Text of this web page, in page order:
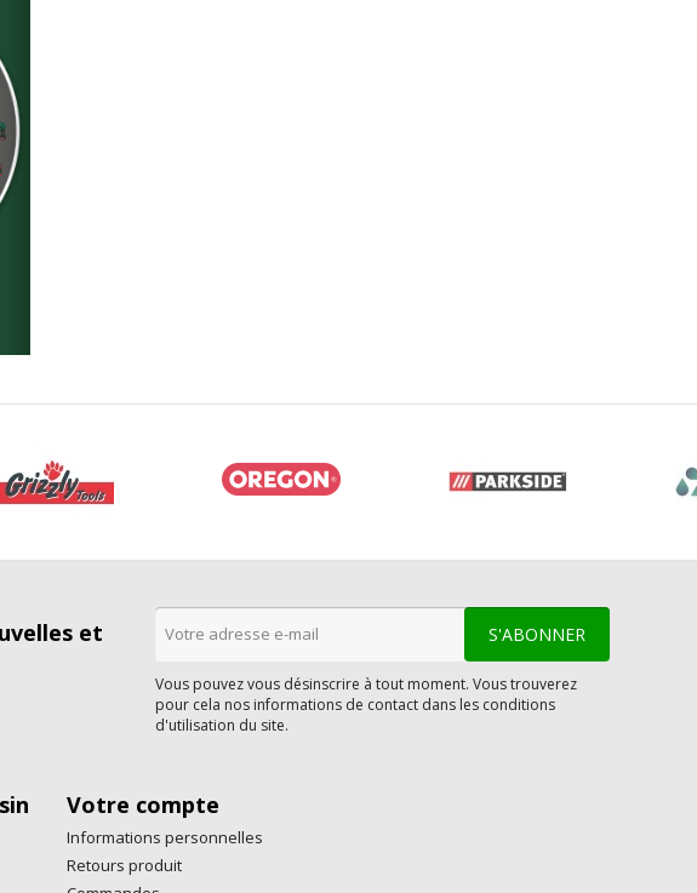
et
Vous pouvez vous désinscrire à tout moment. Vous trouverez
pour cela nos informations de contact dans les conditions
d'utilisation du site.
Votre compte
Informations personnelles
Retours produit